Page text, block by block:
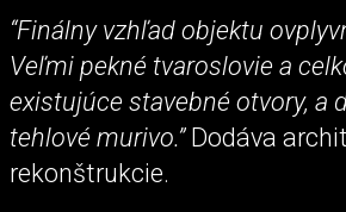
“Finálny vzhľad objektu
Veľmi pekné tvaroslovie a
existujúce stavebné otvory, a
tehlové murivo.”Dodáva
rekonštrukcie.